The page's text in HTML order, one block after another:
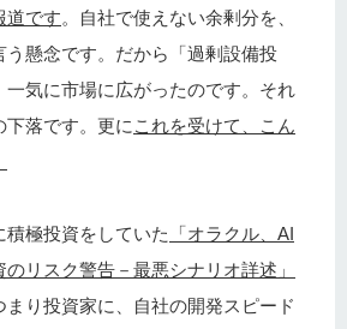
道です。自社で使えない余剰分を、
う懸念です。だから「過剰設備投
一気に市場に広がったのです。それ
下落です。更に これを受けて、こん
積極投資をしていた
「オラクル、AI
リスク警告－最悪シナリオ詳述」
まり投資家に、自社の開発スピード